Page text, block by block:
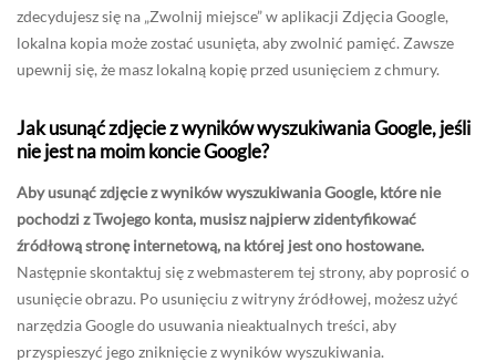
zdecydujesz się na „Zwolnij miejsce” w aplikacji Zdjęcia Google,
lokalna kopia może zostać usunięta, aby zwolnić pamięć. Zawsze
upewnij się, że masz lokalną kopię przed usunięciem z chmury.
Jak usunąć zdjęcie z wyników wyszukiwania Google, jeśli
nie jest na moim koncie Google?
Aby usunąć zdjęcie z wyników wyszukiwania Google, które nie
pochodzi z Twojego konta, musisz najpierw zidentyfikować
źródłową stronę internetową, na której jest ono hostowane.
Następnie skontaktuj się z webmasterem tej strony, aby poprosić o
usunięcie obrazu. Po usunięciu z witryny źródłowej, możesz użyć
narzędzia Google do usuwania nieaktualnych treści, aby
przyspieszyć jego zniknięcie z wyników wyszukiwania.